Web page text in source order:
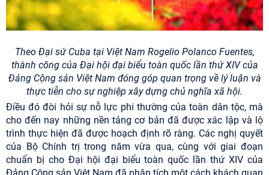
Theo Đại sứ Cuba tại Việt Nam Rogelio Polanco Fuentes,
thành công của Đại hội đại biểu toàn quốc lần thứ XIV của
Đảng Cộng sản Việt Nam đóng góp quan trọng về lý luận và
thực tiễn cho sự nghiệp xây dựng chủ nghĩa xã hội.
Điều đó đòi hỏi sự nỗ lực phi thường của toàn dân tộc, mà
cho đến nay những nền tảng cơ bản đã được xác lập và lộ
trình thực hiện đã được hoạch định rõ ràng. Các nghị quyết
của Bộ Chính trị trong năm vừa qua, cùng với giai đoạn
chuẩn bị cho Đại hội đại biểu toàn quốc lần thứ XIV của